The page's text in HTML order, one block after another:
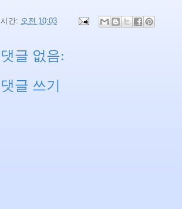
시간: 오전 10:03
댓글 없음:
댓글 쓰기